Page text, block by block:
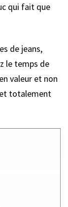
qui fait que
de jeans,
le temps de
valeur et non
totalement